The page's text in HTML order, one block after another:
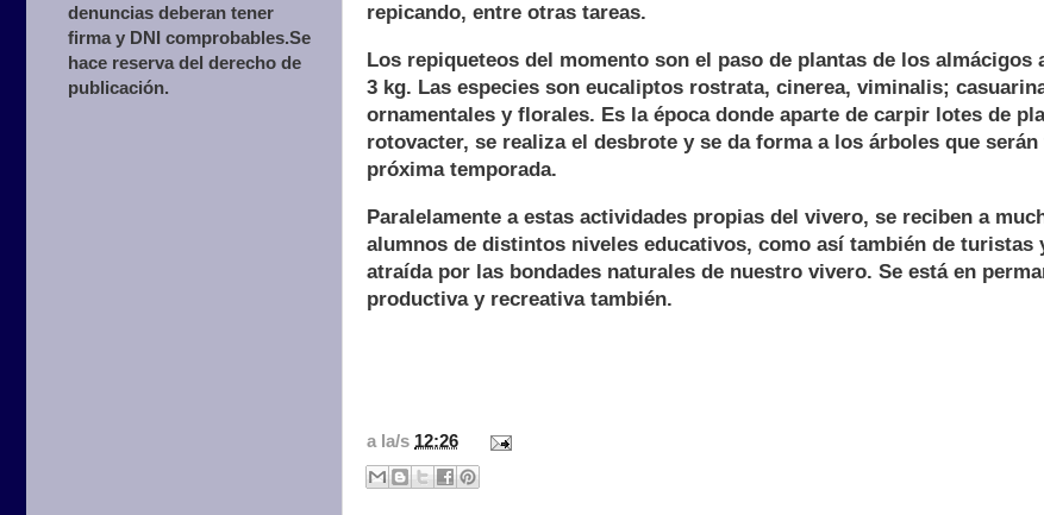
repicando, entre otras tareas.
Los repiqueteos del momento son el paso de plantas de los almácigos
3 kg. Las especies son eucaliptos rostrata, cinerea, viminalis;
ornamentales y florales. Es la época donde aparte de carpir lotes de
rotovacter, se realiza el desbrote y se da forma a los árboles que
próxima temporada.
Paralelamente a estas actividades propias del vivero, se reciben a
alumnos de distintos niveles educativos, como así también de turistas
atraída por las bondades naturales de nuestro vivero. Se está en
productiva y recreativa también.
a la/s 12:26
denuncias deberan tener
firma y DNI comprobables.Se
hace reserva del derecho de
publicación.